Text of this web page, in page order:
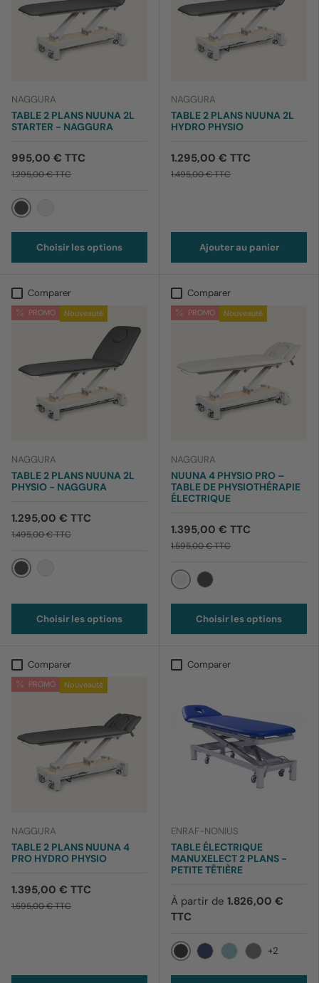
NAGGURA
TABLE 2 PLANS NUUNA 2L
STARTER - NAGGURA
995,00 € TTC
1.295,00 € TTC
Gris
Choisir les options
NAGGURA
TABLE 2 PLANS NUUNA 2L
HYDRO PHYSIO
1.295,00 € TTC
1.495,00 € TTC
Ajouter au panier
Comparer
PROMO Nouveauté
NAGGURA
TABLE 2 PLANS NUUNA 2L
PHYSIO - NAGGURA
1.295,00 € TTC
1.495,00 € TTC
Gris
Choisir les options
Comparer
PROMO Nouveauté
NAGGURA
NUUNA 4 PHYSIO PRO –
TABLE DE PHYSIOTHÉRAPIE
ÉLECTRIQUE
1.395,00 € TTC
1.595,00 € TTC
Ivoire
Choisir les options
Comparer
PROMO Nouveauté
NAGGURA
TABLE 2 PLANS NUUNA 4
PRO HYDRO PHYSIO
1.395,00 € TTC
1.595,00 € TTC
Comparer
ENRAF-NONIUS
TABLE ÉLECTRIQUE
MANUXELECT 2 PLANS -
PETITE TÊTIÈRE
À partir de 1.826,00 €
TTC
012 Noir
+2